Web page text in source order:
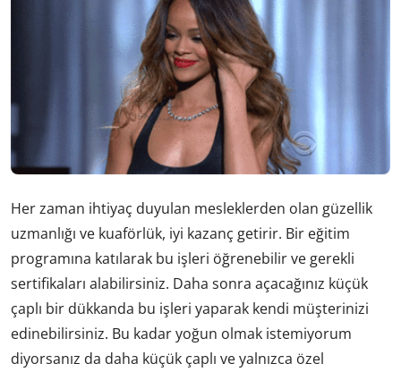
Her zaman ihtiyaç duyulan mesleklerden olan güzellik
uzmanlığı ve kuaförlük, iyi kazanç getirir. Bir eğitim
programına katılarak bu işleri öğrenebilir ve gerekli
sertifikaları alabilirsiniz. Daha sonra açacağınız küçük
çaplı bir dükkanda bu işleri yaparak kendi müşterinizi
edinebilirsiniz. Bu kadar yoğun olmak istemiyorum
diyorsanız da daha küçük çaplı ve yalnızca özel